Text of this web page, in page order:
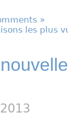
»
les plus